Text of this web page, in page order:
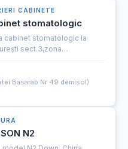
CABINETE
stomatologic
cabinet stomatologic la
sect.3,zona
afla la demisol laborator de
... Basarab Nr 49 demisol)
N2